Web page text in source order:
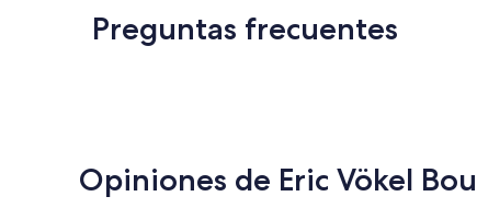
Preguntas frecuentes
Opiniones de Eric Vökel